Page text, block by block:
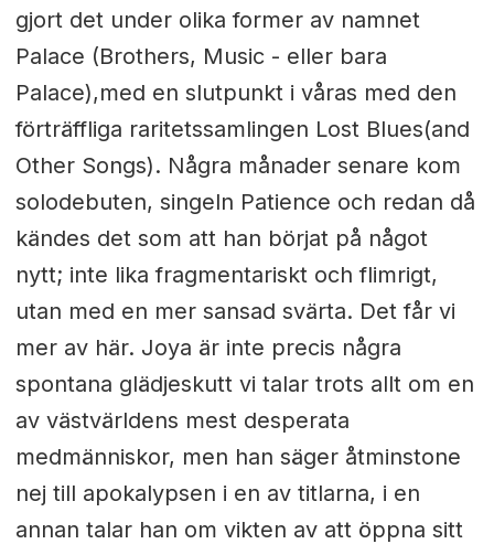
gjort det under olika former av namnet
Palace (Brothers, Music - eller bara
Palace),med en slutpunkt i våras med den
förträffliga raritetssamlingen Lost Blues(and
Other Songs). Några månader senare kom
solodebuten, singeln Patience och redan då
kändes det som att han börjat på något
nytt; inte lika fragmentariskt och flimrigt,
utan med en mer sansad svärta. Det får vi
mer av här. Joya är inte precis några
spontana glädjeskutt vi talar trots allt om en
av västvärldens mest desperata
medmänniskor, men han säger åtminstone
nej till apokalypsen i en av titlarna, i en
annan talar han om vikten av att öppna sitt